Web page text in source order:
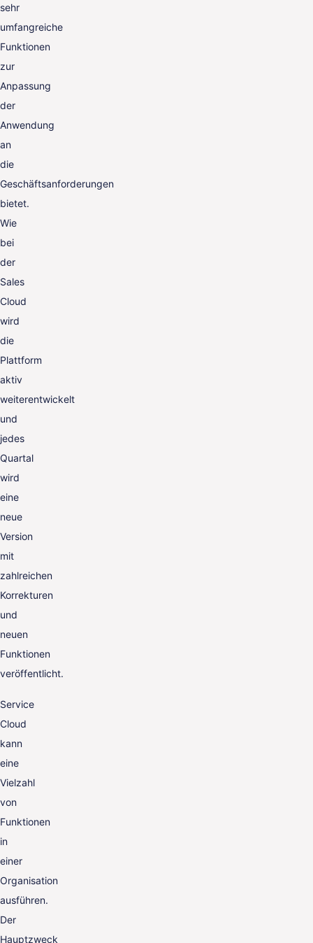
sehr
umfangreiche
Funktionen
zur
Anpassung
der
Anwendung
an
die
Geschäftsanforderungen
bietet.
Wie
bei
der
Sales
Cloud
wird
die
Plattform
aktiv
weiterentwickelt
und
jedes
Quartal
wird
eine
neue
Version
mit
zahlreichen
Korrekturen
und
neuen
Funktionen
veröffentlicht.
Service
Cloud
kann
eine
Vielzahl
von
Funktionen
in
einer
Organisation
ausführen.
Der
Hauptzweck